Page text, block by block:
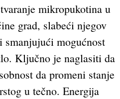
mikropukotina u
grad, slabeći njegov
mogućnost
Ključno je naglasiti da
da promeni stanje
u tečno. Energija